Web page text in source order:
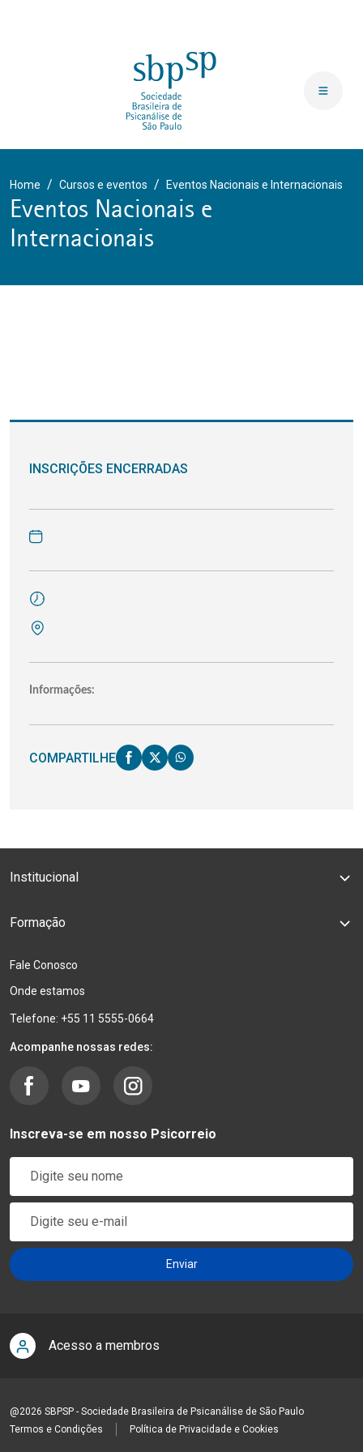
Home Cursos e eventos Eventos Nacionais e Internacionais
Eventos Nacionais e
Internacionais
INSCRIÇÕES ENCERRADAS
Informações:
COMPARTILHE
Institucional
Formação
Fale Conosco
Onde estamos
Telefone: +55 11 5555-0664
Acompanhe nossas redes:
Inscreva-se em nosso Psicorreio
Acesso a membros
@2026 SBPSP - Sociedade Brasileira de Psicanálise de São Paulo
Termos e Condições
Política de Privacidade e Cookies